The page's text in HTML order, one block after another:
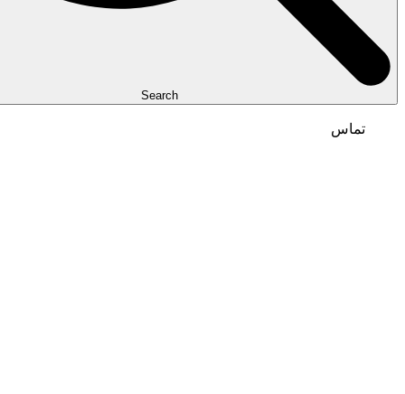
Search
تماس